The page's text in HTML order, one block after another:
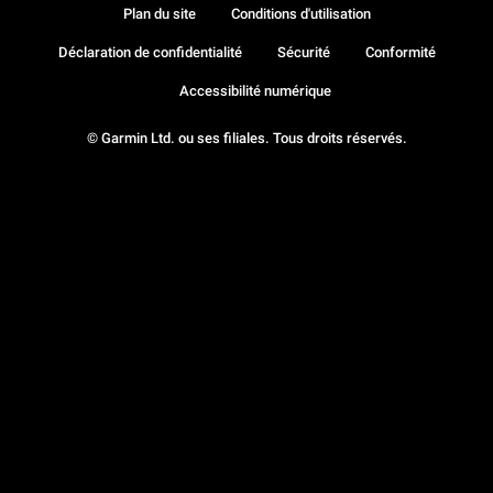
© Garmin Ltd. ou ses filiales. Tous droits réservés.
Plan du site Conditions d'utilisation
Déclaration de confidentialité Sécurité Conformité
Accessibilité numérique